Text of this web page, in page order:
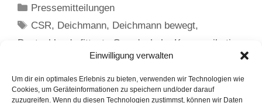
Einwilligung verwalten
Um dir ein optimales Erlebnis zu bieten, verwenden wir Technologien wie
Cookies, um Geräteinformationen zu speichern und/oder darauf
zuzugreifen. Wenn du diesen Technologien zustimmst, können wir Daten
Kategorien
Pressemitteilungen
Schlagwörter
CSR, Deichmann, Deichmann bewegt,
Deutschlands fitteste Grundschule
Kommunikation
Wie sinnvoll ist eine politische Position für ein
Unternehmen